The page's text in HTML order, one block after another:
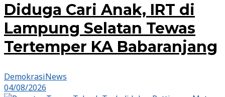
Diduga Cari Anak, IRT di
Lampung Selatan Tewas
Tertemper KA Babaranjang
DemokrasiNews
04/08/2026